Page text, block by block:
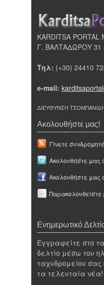
KARDITSA PORTAL
Γ. ΒΑΛΤΑΔΩΡΟΥ 31
Τηλ: (+30) 24410
e-mail:
ΔΙΕΥΘΥΝΣΗ
Ακολουθήστε μας!
Γίνετε
Ακολουθήστε μας
Ακολουθήστε μας
Ενημερωτικό
Εγγραφείτε στο
δελτίο μέσω του
ταχυδρομείου
τα τελευταία νέα!